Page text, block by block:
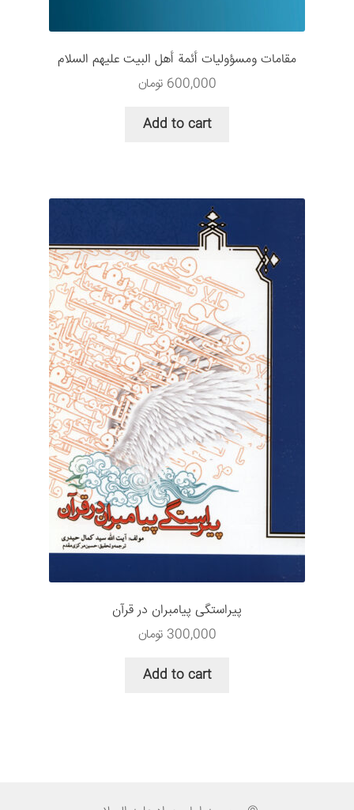
مقامات ومسؤوليات أئمة أهل البيت عليهم السلام
600,000 تومان
Add to cart
پیراستگی پیامبران در قرآن
300,000 تومان
Add to cart